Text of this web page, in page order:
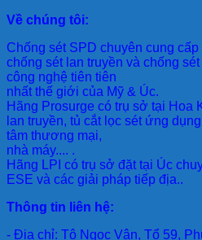
Về chúng tôi:
Chống sét SPD chuyên cung
chống sét lan truyền và chống
công nghệ tiên tiên
nhất thế giới của Mỹ & Úc.
Hãng Prosurge có trụ sở tại Hoa
lan truyền, tủ cắt lọc sét ứng
tâm thương mại,
nhà máy.... .
Hãng LPI có trụ sở đặt tại Úc
ESE và các giải pháp tiếp địa..
Thông tin liên hệ:
- Địa chỉ: Tô Ngọc Vân, Tổ 59,